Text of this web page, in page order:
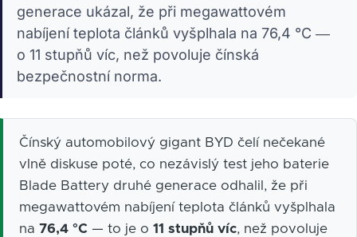
generace ukázal, že při megawattovém
nabíjení teplota článků vyšplhala na 76,4 °C —
o 11 stupňů víc, než povoluje čínská
bezpečnostní norma.
Čínský automobilový gigant BYD čelí nečekané
vlně diskuse poté, co nezávislý test jeho baterie
Blade Battery druhé generace odhalil, že při
megawattovém nabíjení teplota článků vyšplhala
na 76,4 °C — to je o 11 stupňů víc, než povoluje